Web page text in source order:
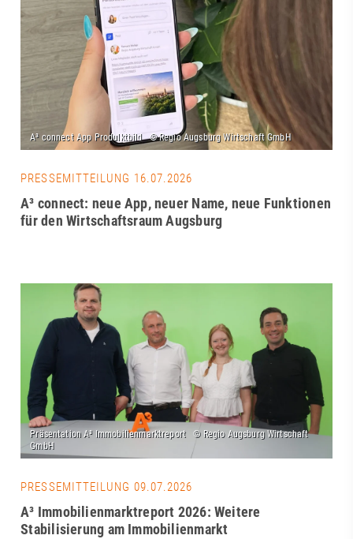
PRESSEMITTEILUNG 16.07.2026
A³ connect: neue App, neuer Name, neue Funktionen
für den Wirtschaftsraum Augsburg
PRESSEMITTEILUNG 09.07.2026
A³ Immobilienmarktreport 2026: Weitere
Stabilisierung am Immobilienmarkt